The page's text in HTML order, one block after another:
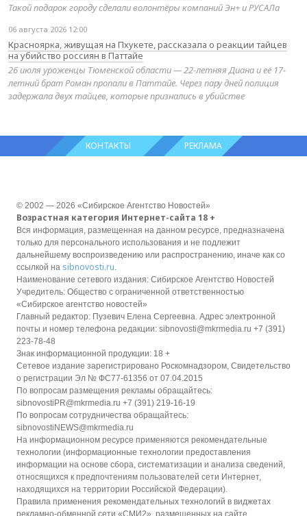
Такой подарок городу сделали волонтёры компаний Эн+ и РУСАЛа
06 августа 2026 12:00
Красноярка, живущая на Пхукете, рассказала о реакции тайцев
на убийство россиян в Паттайе
26 июля уроженцы Тюменской области — 22-летняя Диана и её 17-
летний брат Роман пропали в Паттайе. Через пару дней полиция
задержала двух тайцев, которые признались в убийстве
КОНТАКТЫ РЕКЛАМА
© 2002 — 2026 «Сибирское Агентство Новостей»
Возрастная категория Интернет-сайта 18 +
Вся информация, размещенная на данном ресурсе, предназначена
только для персонального использования и не подлежит
дальнейшему воспроизведению или распространению, иначе как со
ссылкой на sibnovosti.ru
Наименование сетевого издания: Сибирское Агентство Новостей
Учредитель: Общество с ограниченной ответственностью
«Сибирское агентство новостей»
Главный редактор: Пузевич Елена Сергеевна. Адрес электронной
почты и номер телефона редакции: sibnovosti@mkrmedia.ru +7 (391)
223-78-48
Знак информационной продукции: 18 +
Сетевое издание зарегистрировано Роскомнадзором, Свидетельство
о регистрации Эл № ФС77-61356 от 07.04.2015
По вопросам размещения рекламы обращайтесь:
sibnovostiPR@mkrmedia.ru +7 (391) 219-16-19
По вопросам сотрудничества обращайтесь:
sibnovostiNEWS@mkrmedia.ru
На информационном ресурсе применяются рекомендательные
технологии (информационные технологии предоставления
информации на основе сбора, систематизации и анализа сведений,
относящихся к предпочтениям пользователей сети Интернет,
находящихся на территории Российской Федерации).
Правила применения рекомендательных технологий в виджетах
рекламно-обменной сети «СМИ2», размещенных на сайте